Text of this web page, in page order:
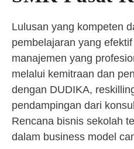
Lulusan yang kompeten
pembelajaran yang
manajemen yang
melalui kemitraan dan
dengan DUDIKA,
pendampingan dari
Rencana bisnis sekolah
dalam business model